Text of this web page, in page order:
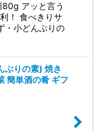
アッと言う
！ 食べきりサ
・小どんぶりの
ぶりの素) 焼き
簡単酒の肴 ギフ